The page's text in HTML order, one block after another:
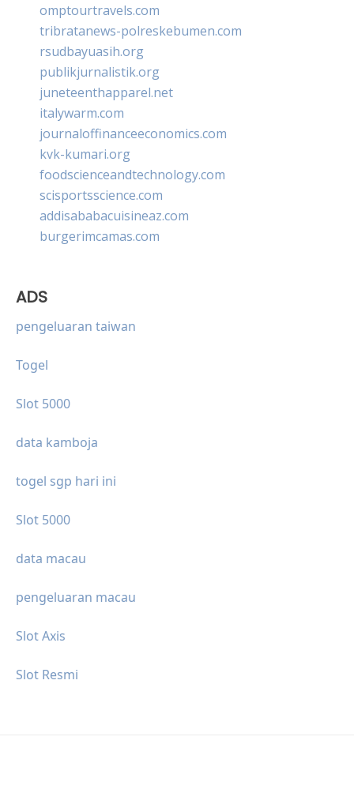
omptourtravels.com
tribratanews-polreskebumen.com
rsudbayuasih.org
publikjurnalistik.org
juneteenthapparel.net
italywarm.com
journaloffinanceeconomics.com
kvk-kumari.org
foodscienceandtechnology.com
scisportsscience.com
addisababacuisineaz.com
burgerimcamas.com
ADS
pengeluaran taiwan
Togel
Slot 5000
data kamboja
togel sgp hari ini
Slot 5000
data macau
pengeluaran macau
Slot Axis
Slot Resmi